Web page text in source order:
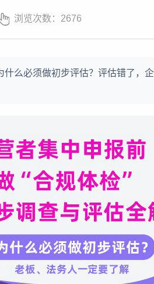
浏览次数： 2676
么必须做初步评估？评估错了，